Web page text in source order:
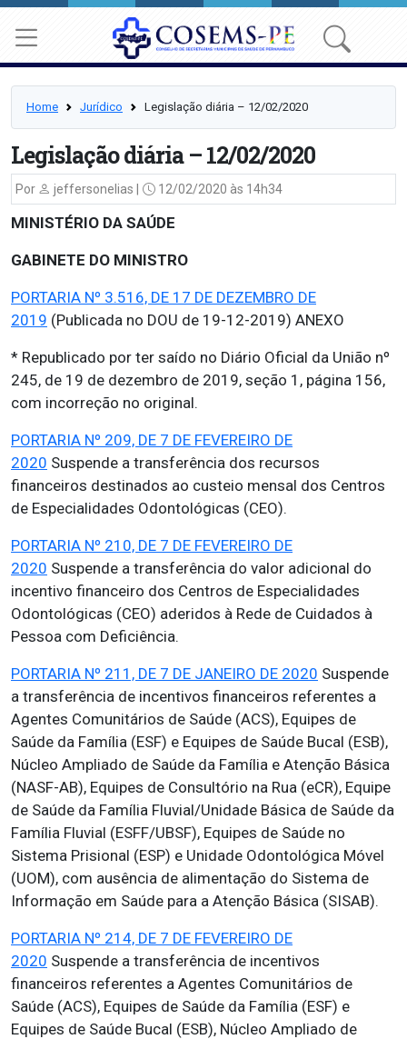
Home Jurídico Legislação diária – 12/02/2020
Legislação diária – 12/02/2020
Por jeffersonelias | 12/02/2020 às 14h34
MINISTÉRIO DA SAÚDE
GABINETE DO MINISTRO
PORTARIA Nº 3.516, DE 17 DE DEZEMBRO DE
2019 (Publicada no DOU de 19-12-2019) ANEXO
* Republicado por ter saído no Diário Oficial da União nº
245, de 19 de dezembro de 2019, seção 1, página 156,
com incorreção no original.
PORTARIA Nº 209, DE 7 DE FEVEREIRO DE
2020 Suspende a transferência dos recursos
financeiros destinados ao custeio mensal dos Centros
de Especialidades Odontológicas (CEO).
PORTARIA Nº 210, DE 7 DE FEVEREIRO DE
2020 Suspende a transferência do valor adicional do
incentivo financeiro dos Centros de Especialidades
Odontológicas (CEO) aderidos à Rede de Cuidados à
Pessoa com Deficiência.
PORTARIA Nº 211, DE 7 DE JANEIRO DE 2020 Suspende
a transferência de incentivos financeiros referentes a
Agentes Comunitários de Saúde (ACS), Equipes de
Saúde da Família (ESF) e Equipes de Saúde Bucal (ESB),
Núcleo Ampliado de Saúde da Família e Atenção Básica
(NASF-AB), Equipes de Consultório na Rua (eCR), Equipe
de Saúde da Família Fluvial/Unidade Básica de Saúde da
Família Fluvial (ESFF/UBSF), Equipes de Saúde no
Sistema Prisional (ESP) e Unidade Odontológica Móvel
(UOM), com ausência de alimentação do Sistema de
Informação em Saúde para a Atenção Básica (SISAB).
PORTARIA Nº 214, DE 7 DE FEVEREIRO DE
2020 Suspende a transferência de incentivos
financeiros referentes a Agentes Comunitários de
Saúde (ACS), Equipes de Saúde da Família (ESF) e
Equipes de Saúde Bucal (ESB), Núcleo Ampliado de